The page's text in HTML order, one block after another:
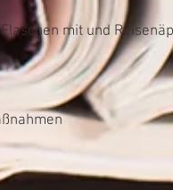
mit und